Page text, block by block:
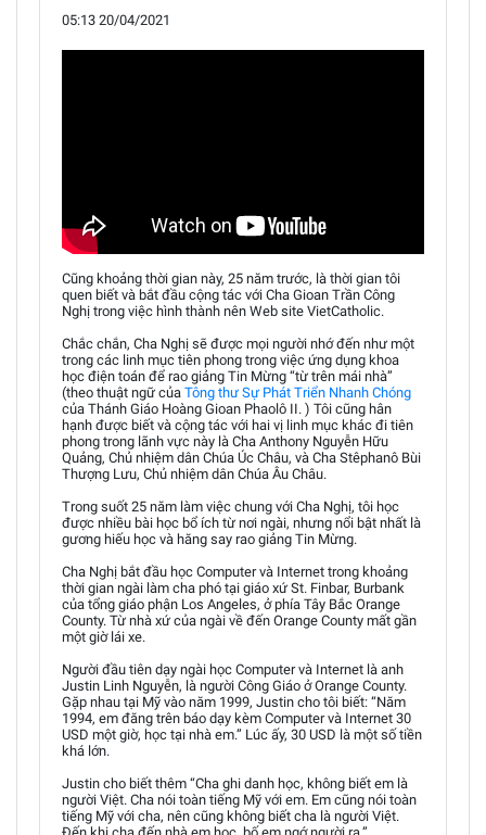
05:13 20/04/2021
Cũng khoảng thời gian này, 25 năm trước, là thời gian tôi
quen biết và bắt đầu cộng tác với Cha Gioan Trần Công
Nghị trong việc hình thành nên Web site VietCatholic.
Chắc chắn, Cha Nghị sẽ được mọi người nhớ đến như một
trong các linh mục tiên phong trong việc ứng dụng khoa
học điện toán để rao giảng Tin Mừng “từ trên mái nhà”
(theo thuật ngữ của Tông thư Sự Phát Triển Nhanh Chóng
của Thánh Giáo Hoàng Gioan Phaolô II. ) Tôi cũng hân
hạnh được biết và cộng tác với hai vị linh mục khác đi tiên
phong trong lãnh vực này là Cha Anthony Nguyễn Hữu
Quảng, Chủ nhiệm dân Chúa Úc Châu, và Cha Stêphanô Bùi
Thượng Lưu, Chủ nhiệm dân Chúa Âu Châu.
Trong suốt 25 năm làm việc chung với Cha Nghị, tôi học
được nhiều bài học bổ ích từ nơi ngài, nhưng nổi bật nhất là
gương hiếu học và hăng say rao giảng Tin Mừng.
Cha Nghị bắt đầu học Computer và Internet trong khoảng
thời gian ngài làm cha phó tại giáo xứ St. Finbar, Burbank
của tổng giáo phận Los Angeles, ở phía Tây Bắc Orange
County. Từ nhà xứ của ngài về đến Orange County mất gần
một giờ lái xe.
Người đầu tiên dạy ngài học Computer và Internet là anh
Justin Linh Nguyễn, là người Công Giáo ở Orange County.
Gặp nhau tại Mỹ vào năm 1999, Justin cho tôi biết: “Năm
1994, em đăng trên báo dạy kèm Computer và Internet 30
USD một giờ, học tại nhà em.” Lúc ấy, 30 USD là một số tiền
khá lớn.
Justin cho biết thêm “Cha ghi danh học, không biết em là
người Việt. Cha nói toàn tiếng Mỹ với em. Em cũng nói toàn
tiếng Mỹ với cha, nên cũng không biết cha là người Việt.